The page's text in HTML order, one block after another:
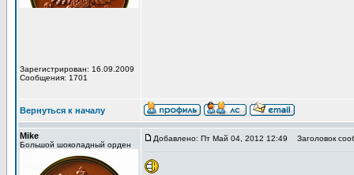
Зарегистрирован: 16.09.2009
Сообщения: 1701
Вернуться к началу
Mike
Большой шоколадный орден
Добавлено: Пт Май 04, 2012 12:49 Заголовок